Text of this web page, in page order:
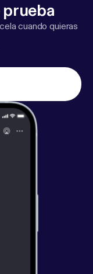
prueba
cuando quieras